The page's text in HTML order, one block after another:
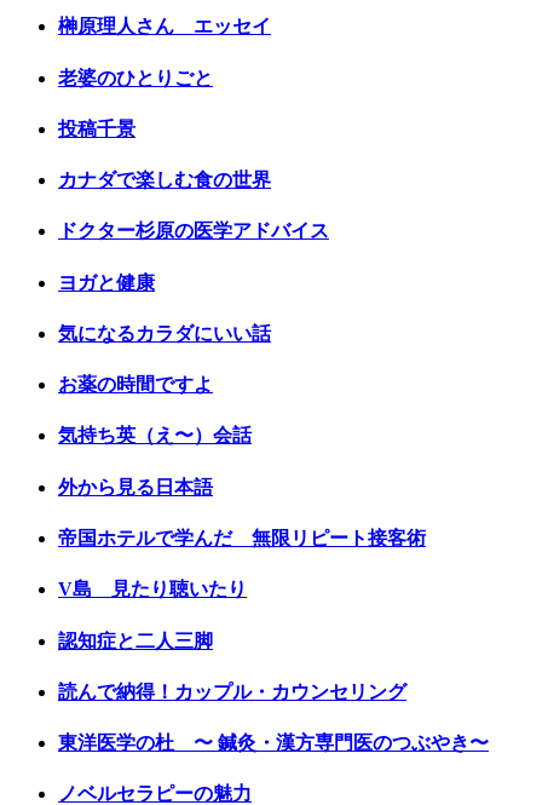
榊原理人さん エッセイ
老婆のひとりごと
投稿千景
カナダで楽しむ食の世界
ドクター杉原の医学アドバイス
ヨガと健康
気になるカラダにいい話
お薬の時間ですよ
気持ち英（え〜）会話
外から見る日本語
帝国ホテルで学んだ 無限リピート接客術
V島 見たり聴いたり
認知症と二人三脚
読んで納得！カップル・カウンセリング
東洋医学の杜 〜 鍼灸・漢方専門医のつぶやき〜
ノベルセラピーの魅力